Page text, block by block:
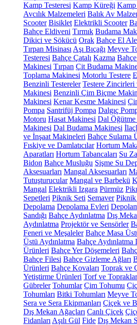
Kamp Testeresi Kamp Küreği Kamp
Avcılık Malzemeleri Balık Av
Scooter Bisiklet Elektrikli Scooter
Bahçe Eldiveni Tırmık Budama
Dikici ve Sökücü Orak Bahçe El
Tırpan Misinası Aşı Bıçağı Meyve
Testeresi Bahçe Çatalı Kazma
Makinesi Tırpan Çit Budama
Toplama Makinesi Motorlu Testere
Benzinli Testereler Testere Zincirleri
Makinesi Benzinli Çim Biçme
Makinesi Kenar Kesme Makinesi
Pompa Santrifüj Pompa Dalgıç
Motoru Hasat Makinesi Dal
Makinesi Dal Budama Makinesi
ve İnşaat Makineleri Bahçe Sulama
Fıskiye ve Damlatıcılar Hortum
Aparatları Hortum Tabancaları Su
Bidon Bahçe Musluğu Şişme Su
Aksesuarları Mangal Aksesuarları
Tutuşturucular Mangal ve Barbekü
Mangal Elektrikli Izgara Pürmüz
Sepetleri Piknik Seti Semaver
Depolama Depolama Evleri
Sandığı Bahçe Aydınlatma Dış
Aydınlatma Projektör ve Sensörler
Feneri ve Meşaleler Bahçe Masa
Üstü Aydınlatma Bahçe Aydınlatma
Ürünleri Bahçe Yer Döşemeleri
Bahçe Filesi Bahçe Gizleme Ağları
Ürünleri Bahçe Kovaları Toprak ve
Yetiştirme Ürünleri Torf ve Topraklar
Gübreler Tohumlar Çim Tohumu
Tohumları Bitki Tohumları Meyve
Sera ve Sera Ekipmanları Çiçek ve
Dış Mekan Ağaçları Canlı Çiçek
Fidanları Aşılı Gül Fide Dış Mekan